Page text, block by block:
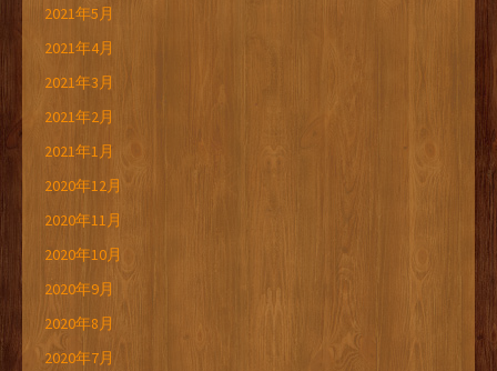
2021年5月
2021年4月
2021年3月
2021年2月
2021年1月
2020年12月
2020年11月
2020年10月
2020年9月
2020年8月
2020年7月